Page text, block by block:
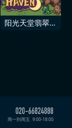
饰物「幻想蝴蝶
·翡翠」
阳光天堂翡翠优
周一到周五 9:00-18:00